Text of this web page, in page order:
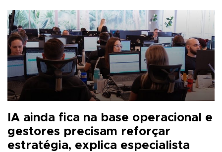
IA ainda fica na base operacional e
gestores precisam reforçar
estratégia, explica especialista